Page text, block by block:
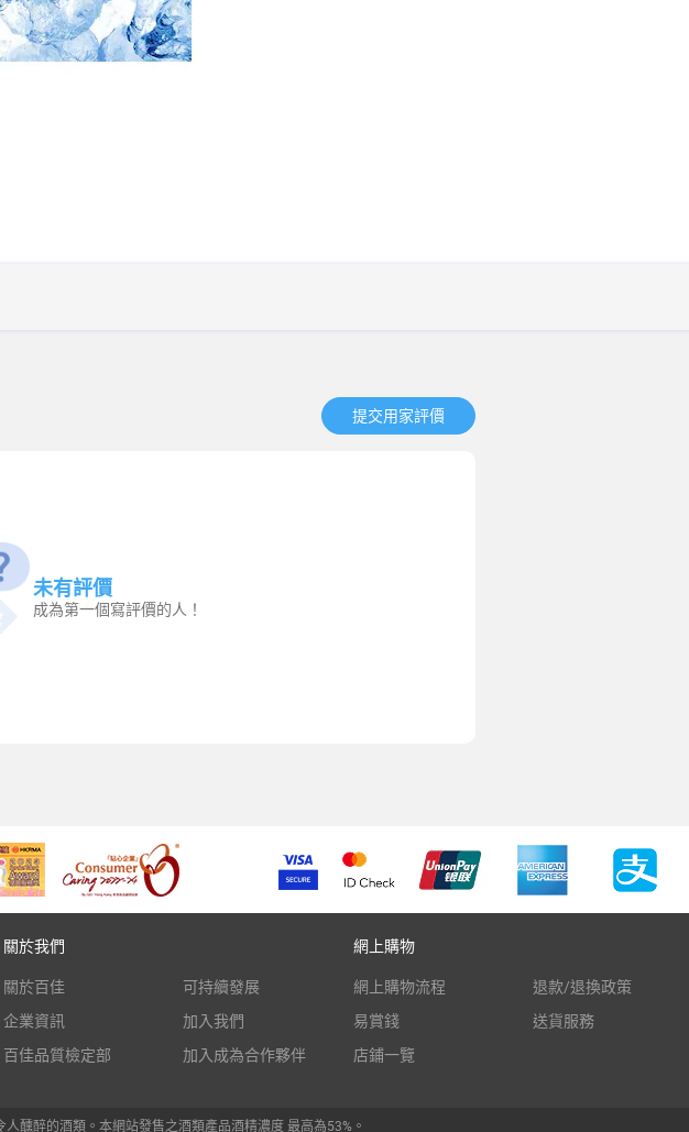
提交用家評價​
未有評價
成為第一個寫評價的人！
關於我們
關於百佳
企業資訊
百佳品質檢定部
可持續發展
加入我們
加入成為合作夥伴
網上購物
網上購物流程
易賞錢
店鋪一覽
退款/退換政策
送貨服務
醺醉的酒類。本網站發售之酒類產品酒精濃度 最高為53%。